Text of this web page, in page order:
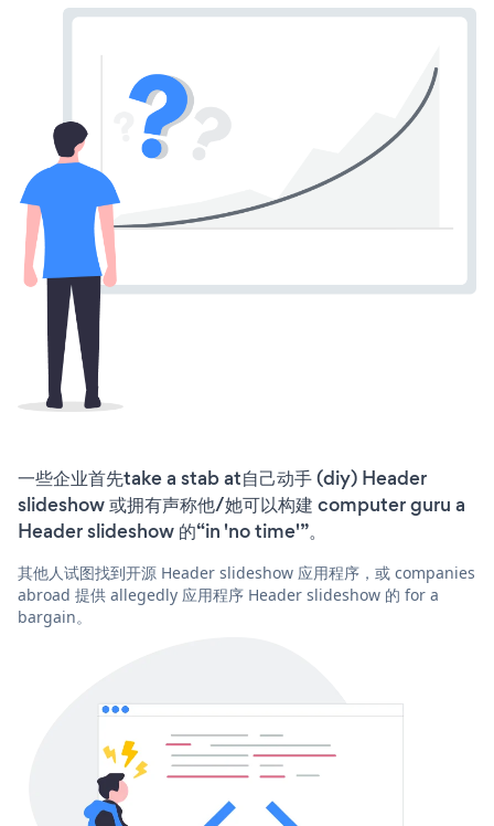
一些企业首先take a stab at自己动手 (diy) Header
slideshow 或拥有声称他/她可以构建 computer guru a
Header slideshow 的“in 'no time'”。
其他人试图找到开源 Header slideshow 应用程序，或 companies
abroad 提供 allegedly 应用程序 Header slideshow 的 for a
bargain。